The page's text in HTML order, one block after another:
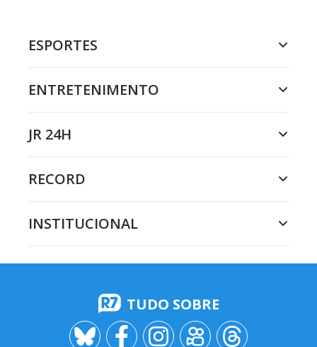
ESPORTES
ENTRETENIMENTO
JR 24H
RECORD
INSTITUCIONAL
TUDO SOBRE